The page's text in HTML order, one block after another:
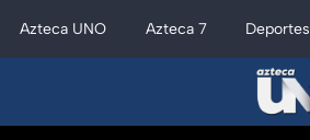
Azteca UNO Azteca 7 Deportes